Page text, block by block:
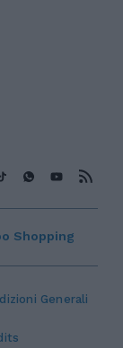
Generali
Shopping